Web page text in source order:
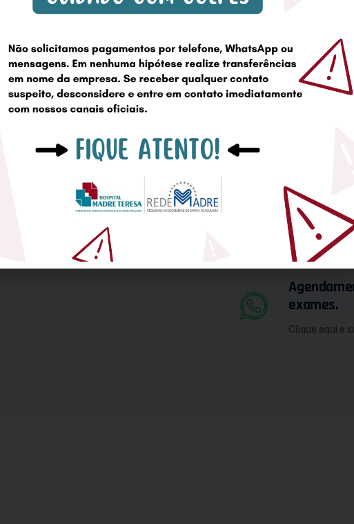
Rápido e informações
Horário de Visitas
Acesse aqui nossos horários de visitas e as
informações necessárias.
Lista de Exames
Conheça a variedade de exames que
realizamos.
exames.
Clique aqui e